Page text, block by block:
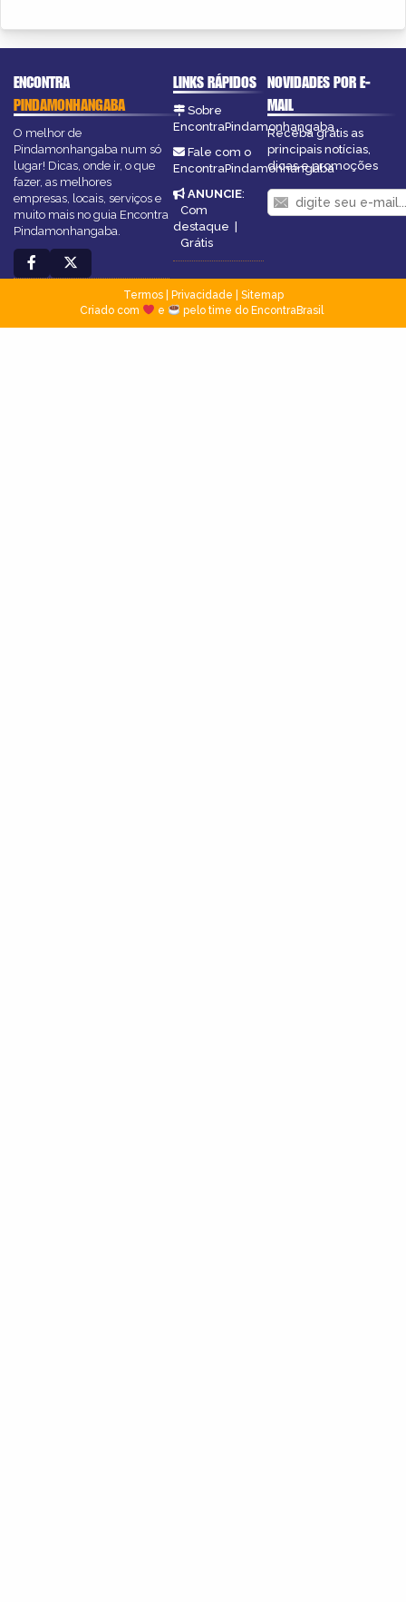
ENCONTRA
PINDAMONHANGABA
O melhor de
Pindamonhangaba num só
lugar! Dicas, onde ir, o que
fazer, as melhores
empresas, locais, serviços e
muito mais no guia Encontra
Pindamonhangaba.
LINKS RÁPIDOS
Sobre
EncontraPindamonhangaba
Fale com o
EncontraPindamonhangaba
ANUNCIE:
Com
destaque |
Grátis
NOVIDADES POR E-
MAIL
Receba grátis as
principais notícias,
dicas e promoções
Termos| Privacidade
Sitemap
Criado com
e pelo time do EncontraBrasil